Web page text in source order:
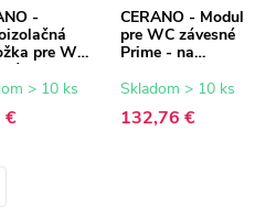
-
pre WC
- biela -
cm> 10 ks
€
CERANO - Modul
pre WC závesné
Prime - na
46x107,7 cm
Skladom > 10 ks
132,76 €